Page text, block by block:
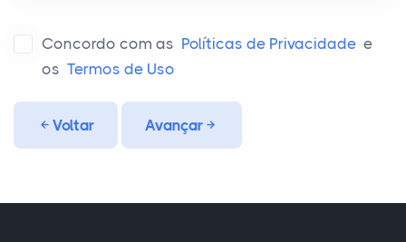
Concordo com as Políticas de Privacidade e
os Termos de Uso
Voltar Avançar